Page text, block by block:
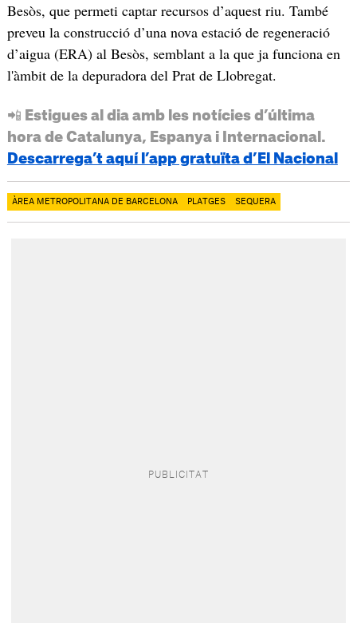
Besòs, que permeti captar recursos d’aquest riu. També
preveu la construcció d’una nova estació de regeneració
d’aigua (ERA) al Besòs, semblant a la que ja funciona en
l'àmbit de la depuradora del Prat de Llobregat.
📲 Estigues al dia amb les notícies d’última
hora de Catalunya, Espanya i Internacional.
Descarrega’t aquí l’app gratuïta d’El Nacional
ÀREA METROPOLITANA DE BARCELONA PLATGES SEQUERA